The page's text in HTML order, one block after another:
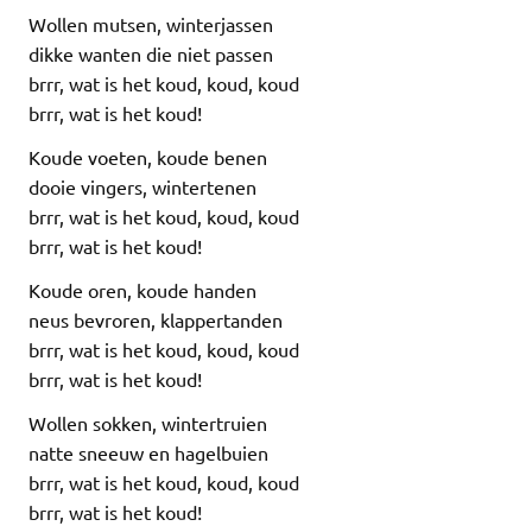
Wollen mutsen, winterjassen
dikke wanten die niet passen
brrr, wat is het koud, koud, koud
brrr, wat is het koud!
Koude voeten, koude benen
dooie vingers, wintertenen
brrr, wat is het koud, koud, koud
brrr, wat is het koud!
Koude oren, koude handen
neus bevroren, klappertanden
brrr, wat is het koud, koud, koud
brrr, wat is het koud!
Wollen sokken, wintertruien
natte sneeuw en hagelbuien
brrr, wat is het koud, koud, koud
brrr, wat is het koud!